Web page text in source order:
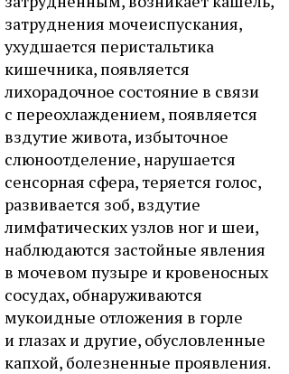
затруднения мочеиспускания,
ухудшается перистальтика
кишечника, появляется
лихорадочное состояние в связи
с переохлаждением, появляется
вздутие живота, избыточное
слюноотделение, нарушается
сенсорная сфера, теряется голос,
развивается зоб, вздутие
лимфатических узлов ног и шеи,
наблюдаются застойные явления
в мочевом пузыре и кровеносных
сосудах, обнаруживаются
мукоидные отложения в горле
и глазах и другие, обусловленные
капхой, болезненные проявления.